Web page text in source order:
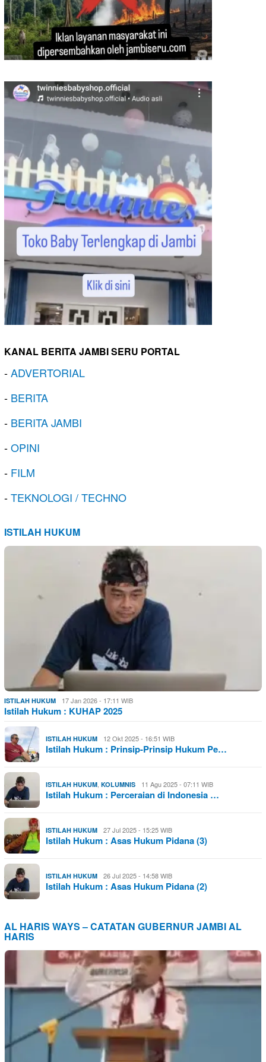
KANAL BERITA JAMBI SERU PORTAL
-ADVERTORIAL
- BERITA
- BERITA JAMBI
-OPINI
- FILM
-TEKNOLOGI / TECHNO
ISTILAH HUKUM
ISTILAH HUKUM 17 Jan 2026 - 17:11 WIB
Istilah Hukum : KUHAP 2025
ISTILAH HUKUM 12 Okt 2025 - 16:51 WIB
Istilah Hukum : Prinsip-Prinsip Hukum Pe…
ISTILAH HUKUM, KOLUMNIS 11 Agu 2025 - 07:11 WIB
Istilah Hukum : Perceraian di Indonesia …
ISTILAH HUKUM 27 Jul 2025 - 15:25 WIB
Istilah Hukum : Asas Hukum Pidana (3)
ISTILAH HUKUM 26 Jul 2025 - 14:58 WIB
Istilah Hukum : Asas Hukum Pidana (2)
AL HARIS WAYS – CATATAN GUBERNUR JAMBI AL
HARIS